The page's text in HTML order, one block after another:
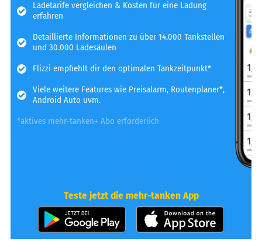
Ladetarife vergleichen & Kosten für eine Ladung
erfahren
Detaillierte Informationen zu über 14.000 Tankstellen
und 30.000 Ladesäulen
Flizzi empfiehlt dir den optimalen Tankzeitpunkt*
Viele weitere Features wie Preisalarm, Routenplaner*,
Android Auto uvm.
*aktives mehr-tanken+ Abo erforderlich
Teste jetzt die mehr-tanken App